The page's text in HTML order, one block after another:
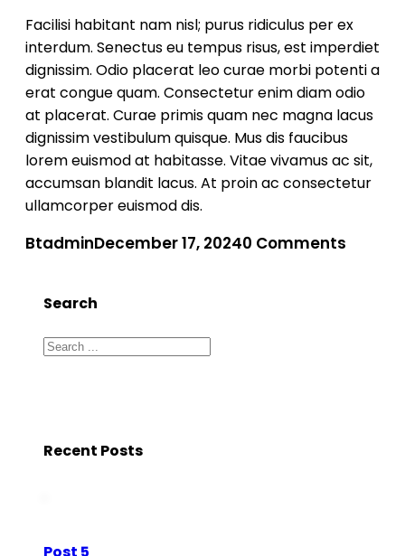
Facilisi habitant nam nisl; purus ridiculus per ex
interdum. Senectus eu tempus risus, est imperdiet
dignissim. Odio placerat leo curae morbi potenti a
erat congue quam. Consectetur enim diam odio
at placerat. Curae primis quam nec magna lacus
dignissim vestibulum quisque. Mus dis faucibus
lorem euismod at habitasse. Vitae vivamus ac sit,
accumsan blandit lacus. At proin ac consectetur
ullamcorper euismod dis.
BtadminDecember 17, 20240 Comments
Search
Search
Recent Posts